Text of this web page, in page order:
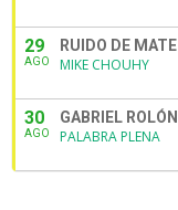
29
AGO
RUIDO DE MATE
MIKE CHOUHY
30
AGO
GABRIEL ROLÓN
PALABRA PLENA